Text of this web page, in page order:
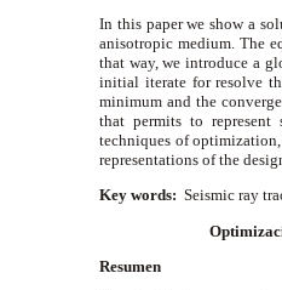
In this paper we show a
anisotropic medium. The
that way, we introduce a
initial iterate for resolve
minimum and the
that permits to
techniques of
representations of the
Key words: Seismic ray
Resumen